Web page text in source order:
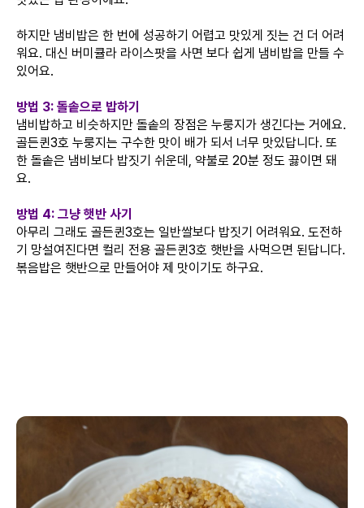
하지만 냄비밥은 한 번에 성공하기 어렵고 맛있게 짓는 건 더 어려
워요. 대신 버미큘라 라이스팟을 사면 보다 쉽게 냄비밥을 만들 수
있어요.
방법 3: 돌솥으로 밥하기
냄비밥하고 비슷하지만 돌솥의 장점은 누룽지가 생긴다는 거에요.
골든퀸3호 누룽지는 구수한 맛이 배가 되서 너무 맛있답니다. 또
한 돌솥은 냄비보다 밥짓기 쉬운데, 약불로 20분 정도 끓이면 돼
요.
방법 4: 그냥 햇반 사기
아무리 그래도 골든퀸3호는 일반쌀보다 밥짓기 어려워요. 도전하
기 망설여진다면 컬리 전용 골든퀸3호 햇반을 사먹으면 된답니다.
볶음밥은 햇반으로 만들어야 제 맛이기도 하구요.